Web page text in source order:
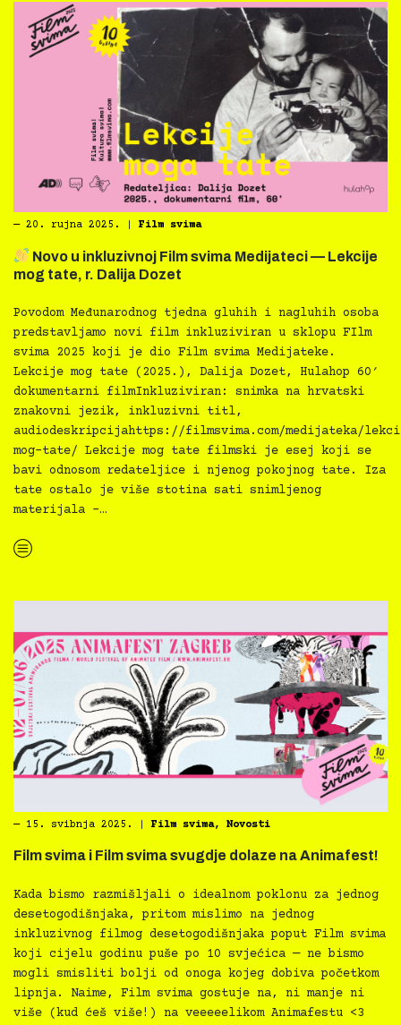
― 20. rujna 2025. Film svima
Novo u inkluzivnoj Film svima Medijateci — Lekcije
mog tate, r. Dalija Dozet
Povodom Međunarodnog tjedna gluhih i nagluhih osoba
predstavljamo novi film inkluziviran u sklopu FIlm
svima 2025 koji je dio Film svima Medijateke.
Lekcije mog tate (2025.), Dalija Dozet, Hulahop 60′
dokumentarni filmInkluziviran: snimka na hrvatski
znakovni jezik, inkluzivni titl,
audiodeskripcijahttps://filmsvima.com/medijateka/
mog-tate/ Lekcije mog tate filmski je esej koji se
bavi odnosom redateljice i njenog pokojnog tate. Iza
tate ostalo je više stotina sati snimljenog
materijala –…
“
― 15. svibnja 2025. Film svima, Novosti
Film svima i Film svima svugdje dolaze na Animafest!
Kada bismo razmišljali o idealnom poklonu za jednog
desetogodišnjaka, pritom mislimo na jednog
inkluzivnog filmog desetogodišnjaka poput Film svima
koji cijelu godinu puše po 10 svjećica — ne bismo
mogli smisliti bolji od onoga kojeg dobiva početkom
lipnja. Naime, Film svima gostuje na, ni manje ni
više (kud ćeš više!) na veeeeelikom Animafestu <3